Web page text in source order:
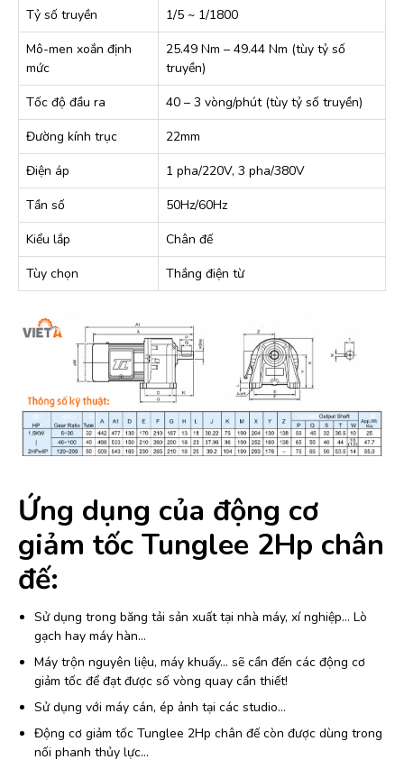
Tỷ số truyền
1/5 ~ 1/1800
Mô-men xoắn định
mức
25.49 Nm – 49.44 Nm (tùy tỷ số
truyền)
Tốc độ đầu ra
40 – 3 vòng/phút (tùy tỷ số truyền)
Đường kính trục
22mm
Điện áp
1 pha/220V, 3 pha/380V
Tần số
50Hz/60Hz
Kiểu lắp
Chân đế
Tùy chọn
Thắng điện từ
Ứng dụng của động cơ
giảm tốc Tunglee 2Hp chân
đế:
Sử dụng trong băng tải sản xuất tại nhà máy, xí nghiệp… Lò
gạch hay máy hàn…
Máy trộn nguyên liệu, máy khuấy… sẽ cần đến các động cơ
giảm tốc để đạt được số vòng quay cần thiết!
Sử dụng với máy cán, ép ảnh tại các studio…
Động cơ giảm tốc Tunglee 2Hp chân đế còn được dùng trong
nối phanh thủy lực…